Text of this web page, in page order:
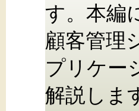
す。本編
顧客管理
プリケー
解説しま